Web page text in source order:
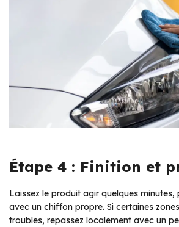
Étape 4 : Finition et
Laissez le produit agir quelques minutes,
avec un chiffon propre. Si certaines
troubles, repassez localement avec un